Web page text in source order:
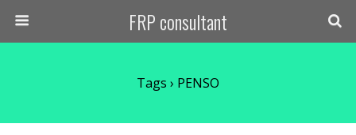
FRP consultant
Tags › PENSO